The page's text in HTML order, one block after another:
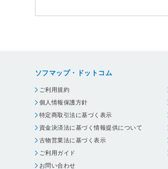
ソフマップ・ドットコム
ご利用規約
個人情報保護方針
特定商取引法に基づく表示
資金決済法に基づく情報提供について
古物営業法に基づく表示
ご利用ガイド
お問い合わせ